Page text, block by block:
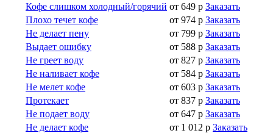
Кофе слишком холодный/горячий от 649 р Заказать
Плохо течет кофе
от 974 р Заказать
Не делает пену
от 799 р Заказать
Выдает ошибку
от 588 р Заказать
Не греет воду
от 827 р Заказать
Не наливает кофе
от 584 р Заказать
Не мелет кофе
от 603 р Заказать
Протекает
от 837 р Заказать
Не подает воду
от 647 р Заказать
Не делает кофе
от 1 012 р Заказать